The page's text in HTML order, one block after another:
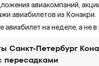
авиакомпаний,
авиабилетов из Конакри.
авиабилет на неделе, а не
Санкт-Петербург
пересадками